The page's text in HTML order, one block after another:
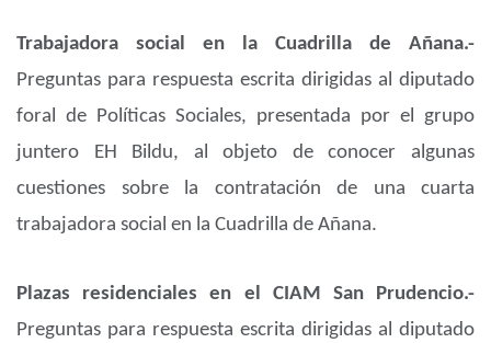
Trabajadora social en la Cuadrilla de Añana.-
Preguntas para respuesta escrita dirigidas al diputado
foral de Políticas Sociales, presentada por el grupo
juntero EH Bildu, al objeto de conocer algunas
cuestiones sobre la contratación de una cuarta
trabajadora social en la Cuadrilla de Añana.
Plazas residenciales en el CIAM San Prudencio.-
Preguntas para respuesta escrita dirigidas al diputado